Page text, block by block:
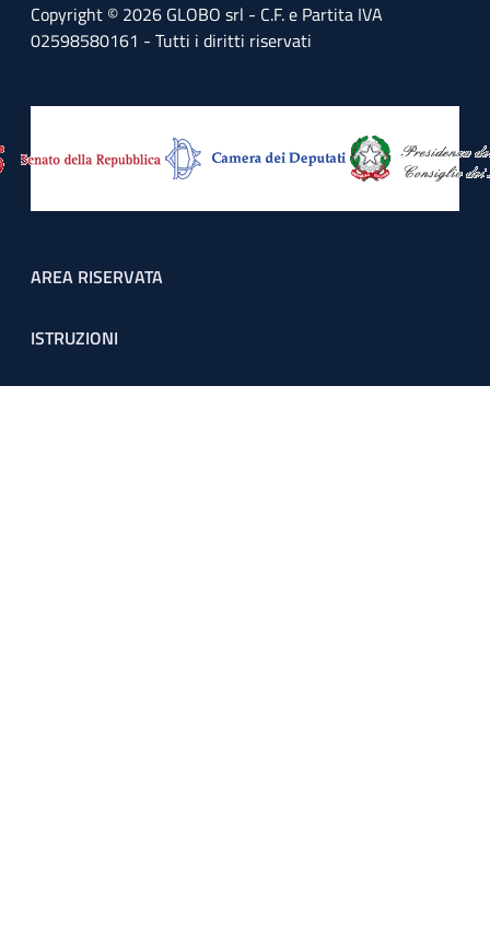
Copyright © 2026 GLOBO srl - C.F. e Partita IVA
02598580161 - Tutti i diritti riservati
Footer menu
AREA RISERVATA
ISTRUZIONI